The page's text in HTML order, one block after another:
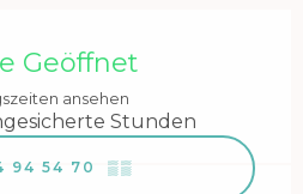
Geöffnet
ansehen
Stunden
94 54 70 ▒▒